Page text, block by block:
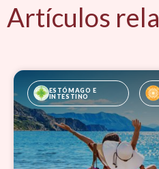
Artículos
ESTÓMAGO E
INTESTINO